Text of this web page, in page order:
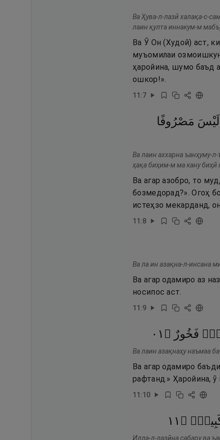
Ва Ҳува-л-лазӣ халақа-с-
лаин қулта иннакум-м
Ва Ӯ Он (Худой) аст,
муъомилаи
ҳаройина, шумо баъд
ошкор!».
11:7
لَيْسَ مَصْرُوفًا
Ва лаин аххарна ъанҳуму-
ҳақа биҳим-м ма кану биҳӣ
Ва агар азобро, то
бозмедорад?». Огоҳ
истеҳзо мекарданд,
11:8
Ва ла ин азақна-л-инсана
Ва агар одамиро аз
носипос аст.
11:9
فَخُورٌ ۝ ١٠
Ва лаин азақнаҳу наъмаа
Ва агар одамиро
рафтанд.» Ҳаройина,
11:10
۝ ١١
Илла-л-лазӣна сабару ва